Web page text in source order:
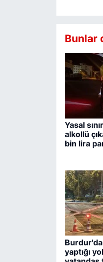
Bunlar
Yasal
alkollü
bin lira
yaptığı